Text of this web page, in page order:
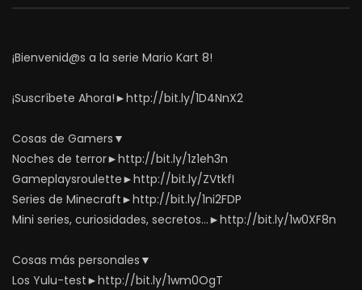
¡Bienvenid@s a la serie Mario Kart 8!
¡Suscríbete Ahora!►http://bit.ly/1D4NnX2
Cosas de Gamers▼
Noches de terror►http://bit.ly/1z1eh3n
Gameplaysroulette►http://bit.ly/ZVtkfI
Series de Minecraft►http://bit.ly/1ni2FDP
Mini series, curiosidades, secretos…►http://bit.ly/1w0XF8n
Cosas más personales▼
Los Yulu-test►http://bit.ly/1wm0OgT